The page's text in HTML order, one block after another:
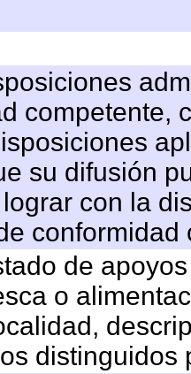
competente,
su difusión
con la
de
o
distinguidos